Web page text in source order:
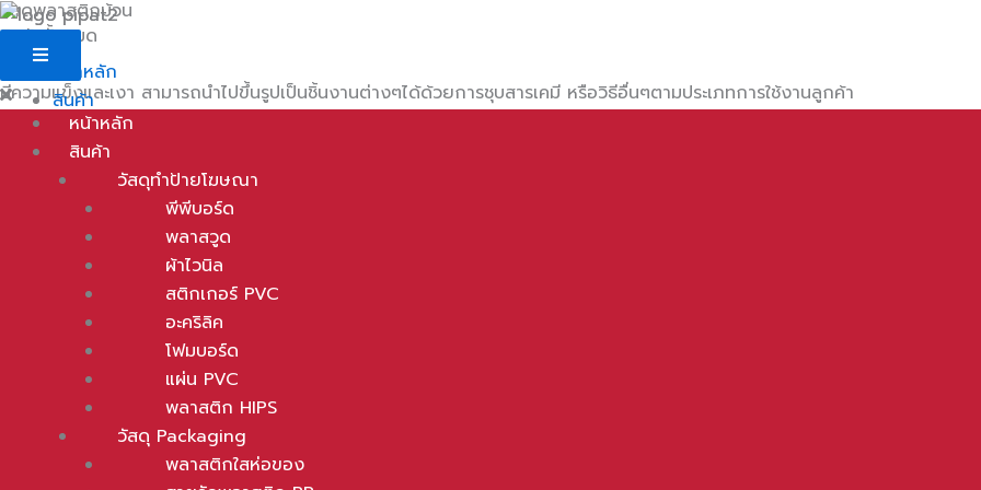
Skip
content
Menu
หน้าหลัก
สินค้า
วัสดุทำป้ายโฆษณา
พีพีบอร์ด
พลาสวูด
สติกเกอร์ PVC
โฟมบอร์ด
แผ่น PVC
พลาสติก HIPS
วัสดุ Packaging
พลาสติกใสห่อของ
สายรัดพลาสติก PP
Menu
หน้าหลัก
สินค้า
วัสดุทำป้ายโฆษณา
พีพีบอร์ด
พลาสวูด
ผ้าไวนิล
สติกเกอร์ PVC
อะคริลิค
โฟมบอร์ด
แผ่น PVC
พลาสติก HIPS
วัสดุ Packaging
พลาสติกใสห่อของ
วัสดุพลาสติกม้วน
สินค้าทั้งหมด
มีความแข็งและเงา สามารถนำไปขึ้นรูปเป็นชิ้นงานต่างๆได้ด้วยการชุบสารเคมี หรือวิธีอื่นๆตามประเภทการใช้งานลูกค้า
พลาสติก PVC ชนิดนิ่มและแข็ง สำหรับการใช้งานอเนกประสงค์ มีจำหน่ายทั้งปลีกและส่ง ตามความหนาและขนาดที่ใช้งาน
พลาสติกใส ห่อของ ผลิตจาก PVC สำหรับห่อสินค้า มีสีใสเวลาที่ห่อสินค้าจะเหนียวติดกับสินค้า สามารถใช้งานได้ง่าย
สามารถลดการถ่ายเทของอากาศและอุณหภูมิได้เป็นอย่างดี มีแบบใส และ แบบสีเหลืองป้องกันแมลง มีทั้งแบบธรรมดาหน้าเรียบ และ แ
Menu
Menu